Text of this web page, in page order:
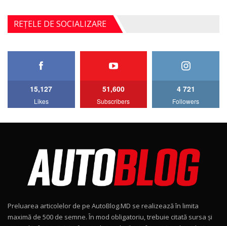
5
Noul Mercedes-Benz S-Class facelift (S 580
4MATIC V223) / Test Drive AutoBlog.MD
27:33
AutoBlog.MD
15:08
Noul Geely EX2 / Test Drive AutoBlog.MD
15:22
Mercedes-AMG E 53 HYBRID 4MATIC+ / Test
Drive AutoBlog.MD
REȚELE DE SOCIALIZARE
15,127
Likes
51,600
Subscribers
4 721
Followers
Preluarea articolelor de pe AutoBlog.MD se realizează în limita
maximă de 500 de semne. În mod obligatoriu, trebuie citată sursa și